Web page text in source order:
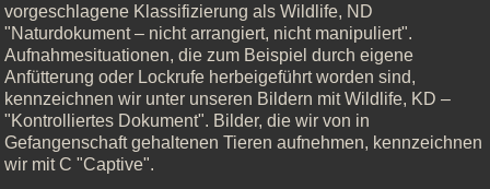
vorgeschlagene Klassifizierung als Wildlife, ND
"Naturdokument – nicht arrangiert, nicht manipuliert".
Aufnahmesituationen, die zum Beispiel durch eigene
Anfütterung oder Lockrufe herbeigeführt worden sind,
kennzeichnen wir unter unseren Bildern mit Wildlife, KD –
"Kontrolliertes Dokument". Bilder, die wir von in
Gefangenschaft gehaltenen Tieren aufnehmen, kennzeichnen
wir mit C "Captive".